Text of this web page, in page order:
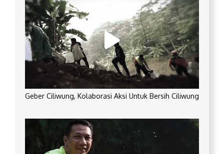
Geber Ciliwung, Kolaborasi Aksi Untuk Bersih Ciliwung